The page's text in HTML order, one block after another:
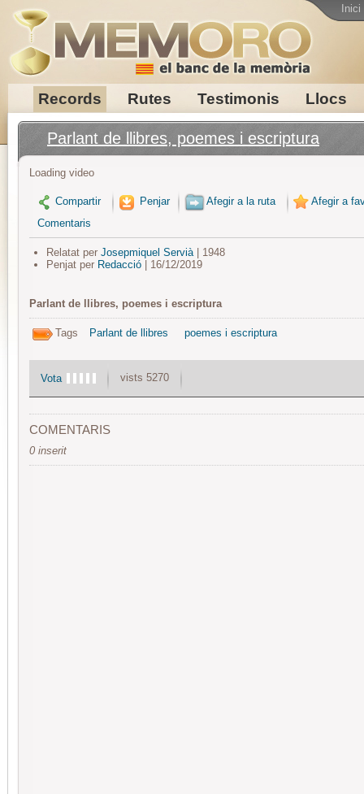
Records Rutes Testimonis Llocs
Inici
Parlant de llibres, poemes i escriptura
Loading video
Compartir Penjar Afegir a la ruta
Afegir a
Comentaris
Relatat per Josepmiquel Servià| 1948
Penjat per Redacció| 16/12/2019
Parlant de llibres, poemes i escriptura
Tags Parlant de llibres poemes i escriptura
Vota vists 5270
COMENTARIS
0 inserit